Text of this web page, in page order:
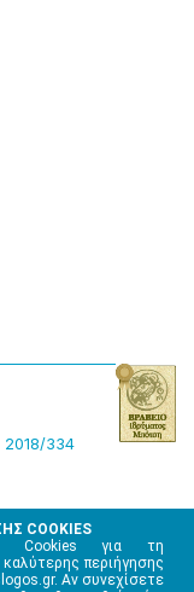
COOKIES
Cookies για τη
περιήγησης
Αν συνεχίσετε
334
220242